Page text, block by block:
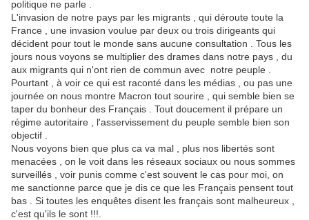
politique ne parle .
L'invasion de notre pays par les migrants , qui déroute toute la
France , une invasion voulue par deux ou trois dirigeants qui
décident pour tout le monde sans aucune consultation . Tous les
jours nous voyons se multiplier des drames dans notre pays , du
aux migrants qui n'ont rien de commun avec notre peuple .
Pourtant , à voir ce qui est raconté dans les médias , ou pas une
journée on nous montre Macron tout sourire , qui semble bien se
taper du bonheur des Français . Tout doucement il prépare un
régime autoritaire , l'asservissement du peuple semble bien son
objectif .
Nous voyons bien que plus ca va mal , plus nos libertés sont
menacées , on le voit dans les réseaux sociaux ou nous sommes
surveillés , voir punis comme c'est souvent le cas pour moi, on
me sanctionne parce que je dis ce que les Français pensent tout
bas . Si toutes les enquêtes disent les français sont malheureux ,
c'est qu'ils le sont !!!.